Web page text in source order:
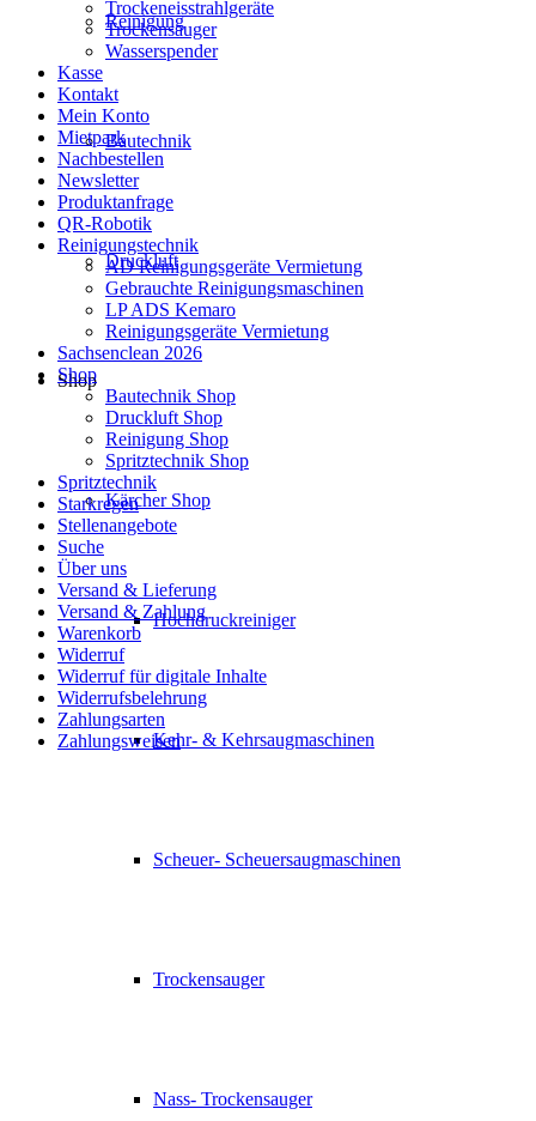
Reinigung
Bautechnik
Druckluft
Shop
Kärcher Shop
Hochdruckreiniger
Kehr- & Kehrsaugmaschinen
Scheuer- Scheuersaugmaschinen
Trockensauger
Nass- Trockensauger
Trockeneisstrahlgeräte
Trockensauger
Wasserspender
Kasse
Kontakt
Mein Konto
Mietpark
Nachbestellen
Newsletter
Produktanfrage
QR-Robotik
Reinigungstechnik
AD Reinigungsgeräte Vermietung
Gebrauchte Reinigungsmaschinen
LP ADS Kemaro
Reinigungsgeräte Vermietung
Sachsenclean 2026
Shop
Bautechnik Shop
Druckluft Shop
Reinigung Shop
Spritztechnik Shop
Spritztechnik
Starkregen
Stellenangebote
Suche
Über uns
Versand & Lieferung
Versand & Zahlung
Warenkorb
Widerruf
Widerruf für digitale Inhalte
Widerrufsbelehrung
Zahlungsarten
Zahlungsweisen